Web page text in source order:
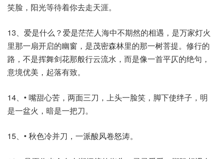
笑脸，阳光等待着你去走天涯。
13、爱是什么？爱是茫茫人海中不期然的相遇，是万家灯火
里那一扇开启的幽窗，是茂密森林里的那一树菩提。修行的
路，不是挥舞剑花那般行云流水，而是像一首平仄的绝句，
意境优美，起落有致。
14、• 嘴甜心苦，两面三刀，上头一脸笑，脚下使绊子，明
是一盆火，暗是一把刀。
15、• 秋色冷并刀，一派酸风卷怒涛。